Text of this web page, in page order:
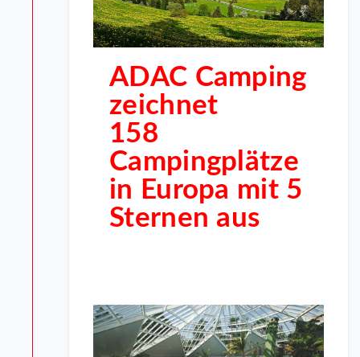
ADAC Camping
zeichnet
158
Campingplätze
in Europa mit 5
Sternen aus